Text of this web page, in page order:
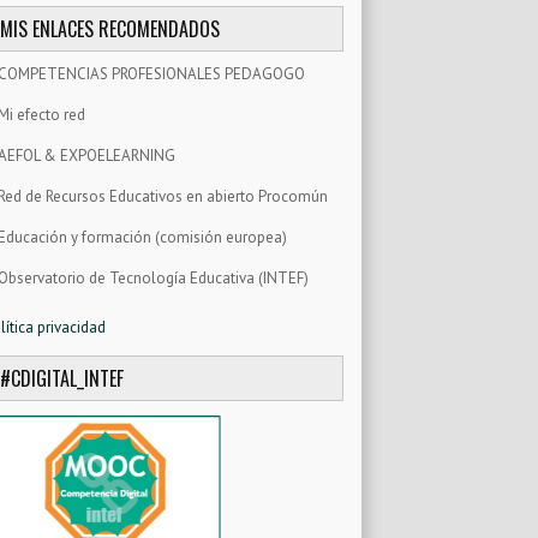
MIS ENLACES RECOMENDADOS
PROFESIONALES PEDAGOGO
efecto red
& EXPOELEARNING
de Recursos Educativos en abierto Procomún
y formación (comisión europea)
de Tecnología Educativa (INTEF)
privacidad
#CDIGITAL_INTEF